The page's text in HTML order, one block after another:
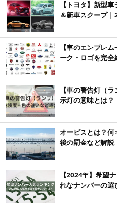
【トヨタ】新型
＆新車スクープ
【車のエンブレ
ーク・ロゴを完全
【車の警告灯（
示灯の意味とは？
オービスとは？何
後の罰金など解説
【2024年】希望
れなナンバーの選